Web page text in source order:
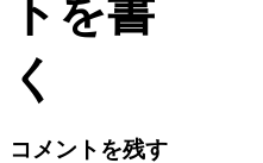
コメントを残す